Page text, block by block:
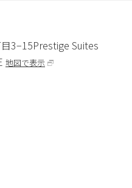
3−15Prestige Suites
地図で表示